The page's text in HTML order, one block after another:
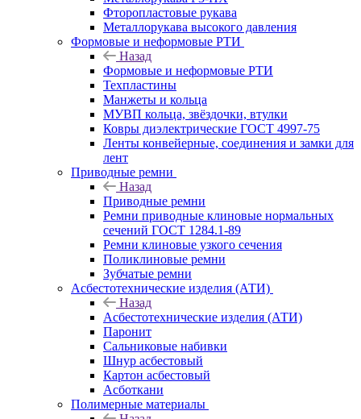
Фторопластовые рукава
Металлорукава высокого давления
Формовые и неформовые РТИ
Назад
Формовые и неформовые РТИ
Техпластины
Манжеты и кольца
МУВП кольца, звёздочки, втулки
Ковры диэлектрические ГОСТ 4997-75
Ленты конвейерные, соединения и замки для
лент
Приводные ремни
Назад
Приводные ремни
Ремни приводные клиновые нормальных
сечений ГОСТ 1284.1-89
Ремни клиновые узкого сечения
Поликлиновые ремни
Зубчатые ремни
Асбестотехнические изделия (АТИ)
Назад
Асбестотехнические изделия (АТИ)
Паронит
Сальниковые набивки
Шнур асбестовый
Картон асбестовый
Асботкани
Полимерные материалы